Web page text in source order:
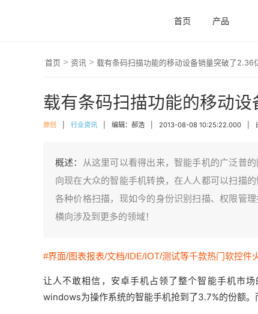
首页 产品
首页 > 资讯 > 载有条码扫描功能的移动设备销量突破了2.36
载有条码扫描功能的移动
原创 行业资讯 编辑：郝浩 2013-08-08 10:25:22.000
概述： 从这里可以看得出来，智能手机的广泛普
向现在大众的智能手机转换，在人人都可以扫描
各种价格扫描，现如今的身份识别扫描、权限管
横向涉及到更多的领域！
#界面/图表报表/文档/IDE/IOT/测试等千款热门软控件
让人不敢相信，安卓手机占领了整个智能手机市
windows为操作系统的智能手机抢到了3.7%的份额。